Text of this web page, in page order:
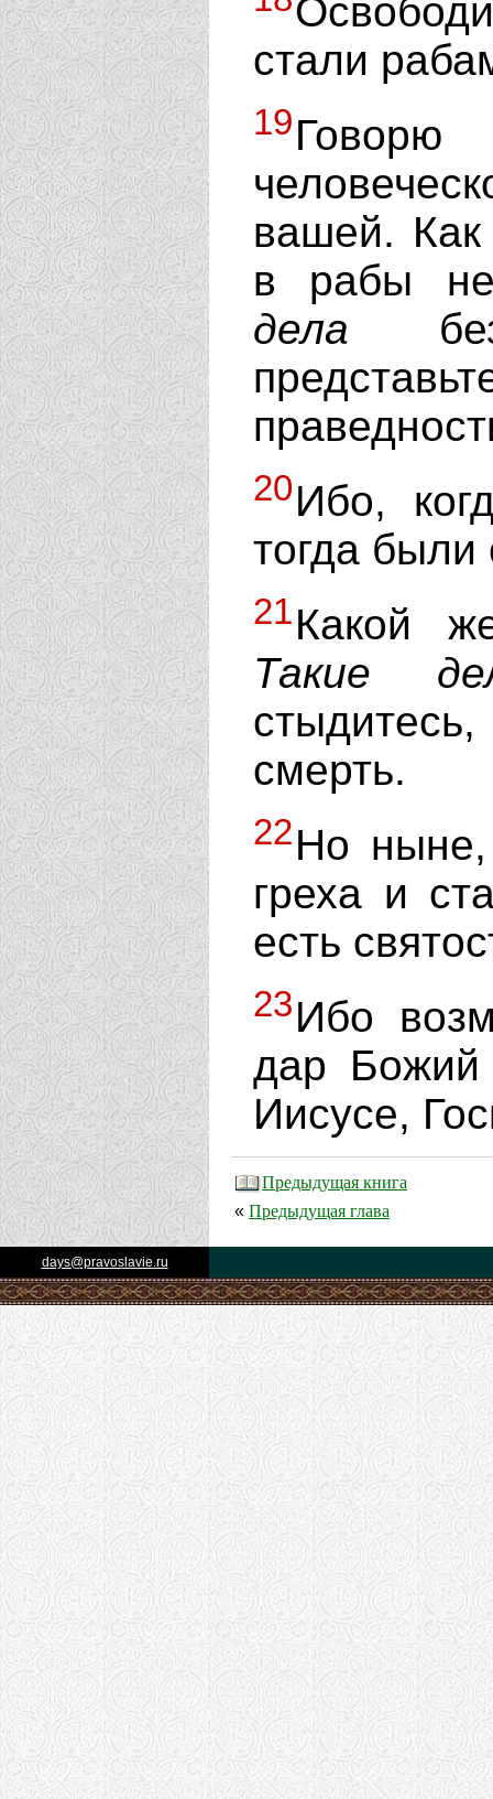
стали
19
вашей.
в рабы
дела
20Ибо,
тогда были
21Какой
Такие
смерть.
22Но ныне,
греха и
есть
23Ибо
дар Божий
Иисусе,
Предыдущая книга
« Предыдущая глава
days@pravoslavie.ru